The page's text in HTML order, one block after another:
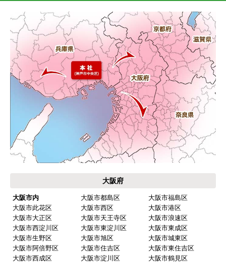
大阪府
大阪市内 大阪市都島区
大阪市福島区
大阪市此花区
大阪市西区
大阪市港区
大阪市大正区
大阪市天王寺区
大阪市浪速区
大阪市西淀川区
大阪市東淀川区
大阪市東成区
大阪市生野区
大阪市旭区
大阪市城東区
大阪市阿倍野区
大阪市住吉区
大阪市東住吉区
大阪市西成区
大阪市淀川区
大阪市鶴見区